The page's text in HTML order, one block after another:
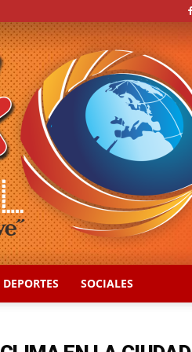
DEPORTES SOCIALES